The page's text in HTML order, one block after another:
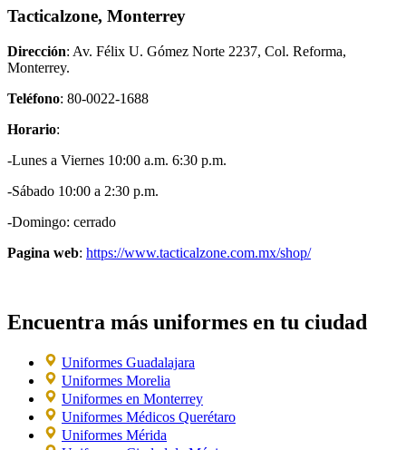
Tacticalzone, Monterrey
Dirección: Av. Félix U. Gómez Norte 2237, Col. Reforma,
Monterrey.
Teléfono: 80-0022-1688
Horario:
-Lunes a Viernes 10:00 a.m. 6:30 p.m.
-Sábado 10:00 a 2:30 p.m.
-Domingo: cerrado
Pagina web: https://www.tacticalzone.com.mx/shop/
Encuentra más uniformes en tu ciudad
Uniformes Guadalajara
Uniformes Morelia
Uniformes en Monterrey
Uniformes Médicos Querétaro
Uniformes Mérida